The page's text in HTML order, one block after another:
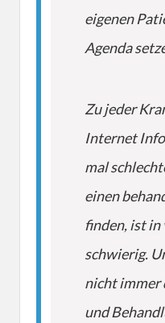
eigenen
Agenda
Zu jeder
Internet
mal
einen
finden, ist in
schwierig.
nicht immer
und